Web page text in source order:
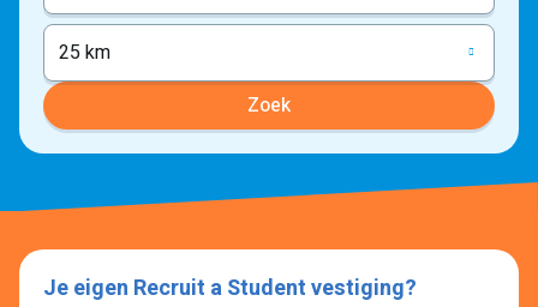
25 km
Zoek
Je eigen Recruit a Student vestiging?